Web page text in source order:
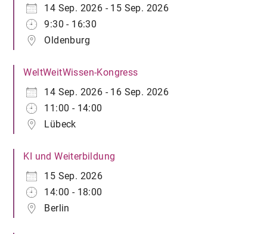
14 Sep. 2026 - 15 Sep. 2026
9:30 - 16:30
Oldenburg
WeltWeitWissen-Kongress
14 Sep. 2026 - 16 Sep. 2026
11:00 - 14:00
Lübeck
KI und Weiterbildung
15 Sep. 2026
14:00 - 18:00
Berlin